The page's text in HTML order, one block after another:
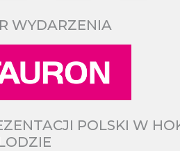
WYDARZENIA
POLSKI W